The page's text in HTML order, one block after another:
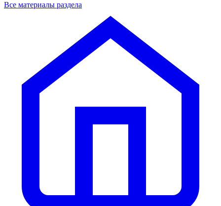
Все материалы раздела